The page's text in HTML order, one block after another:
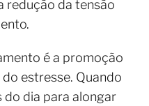
redução da tensão
é a promoção
estresse. Quando
do dia para alongar